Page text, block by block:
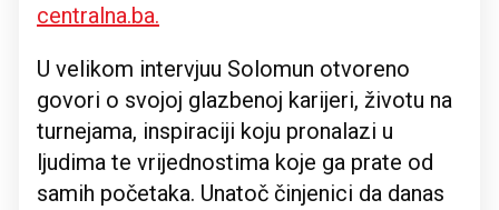
centralna.ba.
U velikom intervjuu Solomun otvoreno
govori o svojoj glazbenoj karijeri, životu na
turnejama, inspiraciji koju pronalazi u
ljudima te vrijednostima koje ga prate od
samih početaka. Unatoč činjenici da danas